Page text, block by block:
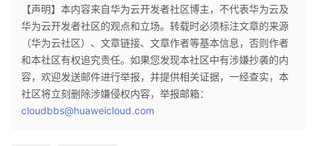
注验收
藏
议
【声明】本内容来自华为云开发者社区博主，不代表华为云及
华为云开发者社区的观点和立场。转载时必须标注文章的来源
（华为云社区）、文章链接、文章作者等基本信息，否则作者
和本社区有权追究责任。如果您发现本社区中有涉嫌抄袭的内
容，欢迎发送邮件进行举报，并提供相关证据，一经查实，本
社区将立刻删除涉嫌侵权内容，举报邮箱：
cloudbbs@huaweicloud.com